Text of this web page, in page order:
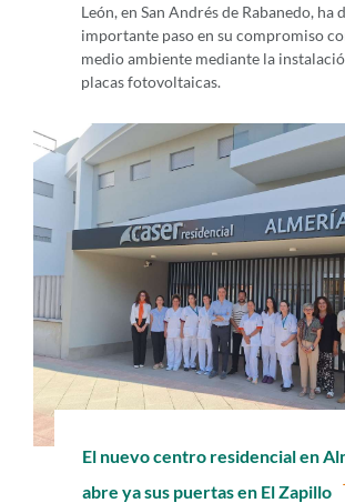
León, en San Andrés de Rabanedo, ha
importante paso en su compromiso
medio ambiente mediante la
placas fotovoltaicas.
El nuevo centro residencial en
abre ya sus puertas en El Zapillo